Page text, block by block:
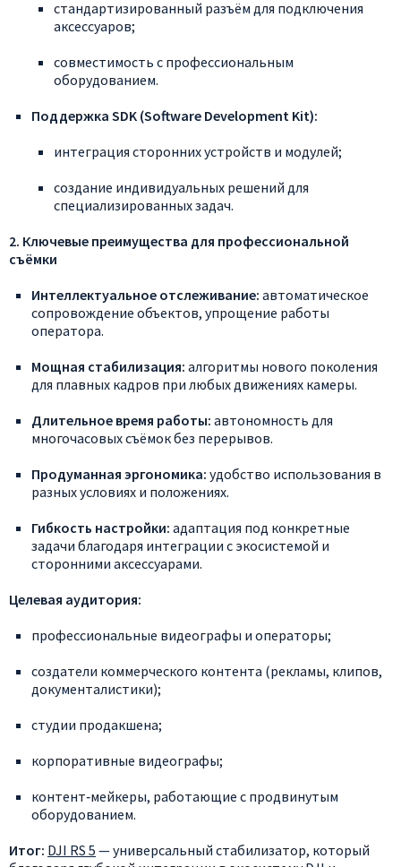
стандартизированный разъём для подключения
аксессуаров;
совместимость с профессиональным
оборудованием.
Поддержка SDK (Software Development Kit):
интеграция стороннихустройств и модулей;
создание индивидуальных решений для
специализированныхзадач.
2. Ключевые преимущества для профессиональной
съёмки
Интеллектуальное отслеживание: автоматическое
сопровождение объектов, упрощение работы
оператора.
Мощная стабилизация: алгоритмы нового поколения
для плавных кадров при любыхдвижениях камеры.
Длительное время работы: автономность для
многочасовыхсъёмокбез перерывов.
Продуманная эргономика: удобство использования в
разныхусловиях и положениях.
Гибкость настройки: адаптация под конкретные
задачи благодаря интеграции с экосистемой и
сторонними аксессуарами.
Целевая аудитория:
профессиональные видеографы и операторы;
создатели коммерческого контента (рекламы, клипов,
документалистики);
студии продакшена;
корпоративные видеографы;
контент‑мейкеры, работающие с продвинутым
оборудованием.
Итог: DJI RS 5 — универсальный стабилизатор, который